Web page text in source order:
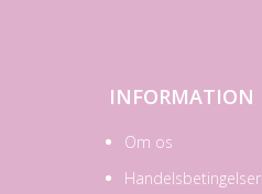
INFORMATION
Om os
Handelsbetingelser